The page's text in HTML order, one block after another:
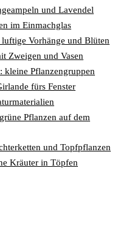
und Lavendel
im Einmachglas
Vorhänge und Blüten
Zweigen und Vasen
kleine Pflanzengruppen
fürs Fenster
Pflanzen auf dem
und Topfpflanzen
Kräuter in Töpfen